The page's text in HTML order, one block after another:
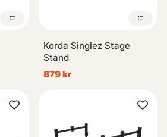
Korda Singlez Stage
Stand
879 kr